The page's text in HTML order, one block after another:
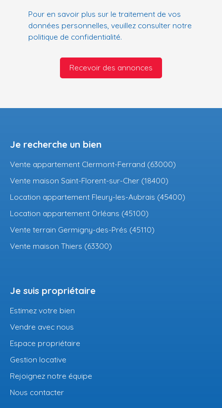
Pour en savoir plus sur le traitement de vos
données personnelles, veuillez consulter notre
politique de confidentialité.
Recevoir des annonces
Je recherche un bien
Vente appartement Clermont-Ferrand (63000)
Vente maison Saint-Florent-sur-Cher (18400)
Location appartement Fleury-les-Aubrais (45400)
Location appartement Orléans (45100)
Vente terrain Germigny-des-Prés (45110)
Vente maison Thiers (63300)
Je suis propriétaire
Estimez votre bien
Vendre avec nous
Espace propriétaire
Gestion locative
Rejoignez notre équipe
Nous contacter